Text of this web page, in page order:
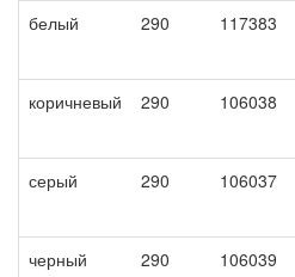
белый 290 117383
коричневый 290 106038
серый 290 106037
черный 290 106039